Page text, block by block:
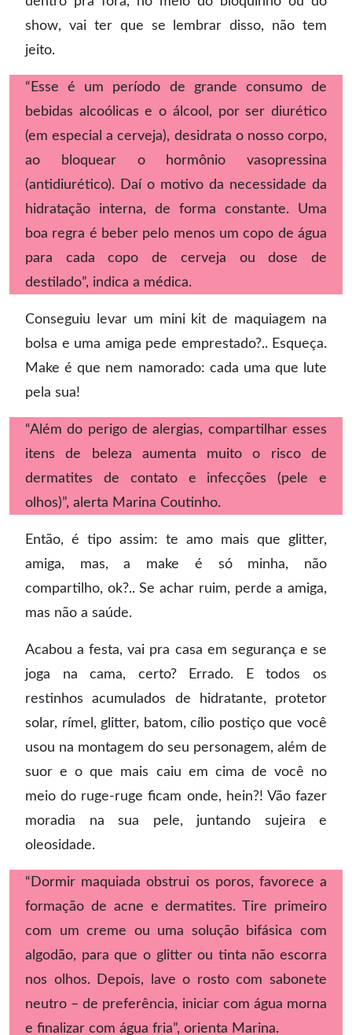
show, vai ter que se lembrar disso, não tem
jeito.
“Esse é um período de grande consumo de
bebidas alcoólicas e o álcool, por ser diurético
(em especial a cerveja), desidrata o nosso corpo,
ao bloquear o hormônio vasopressina
(antidiurético). Daí o motivo da necessidade da
hidratação interna, de forma constante. Uma
boa regra é beber pelo menos um copo de água
para cada copo de cerveja ou dose de
destilado”, indica a médica.
Conseguiu levar um mini kit de maquiagem na
bolsa e uma amiga pede emprestado?.. Esqueça.
Make é que nem namorado: cada uma que lute
pela sua!
“Além do perigo de alergias, compartilhar esses
itens de beleza aumenta muito o risco de
dermatites de contato e infecções (pele e
olhos)”, alerta Marina Coutinho.
Então, é tipo assim: te amo mais que glitter,
amiga, mas, a make é só minha, não
compartilho, ok?.. Se achar ruim, perde a amiga,
mas não a saúde.
Acabou a festa, vai pra casa em segurança e se
joga na cama, certo? Errado. E todos os
restinhos acumulados de hidratante, protetor
solar, rímel, glitter, batom, cílio postiço que você
usou na montagem do seu personagem, além de
suor e o que mais caiu em cima de você no
meio do ruge-ruge ficam onde, hein?! Vão fazer
moradia na sua pele, juntando sujeira e
oleosidade.
“Dormir maquiada obstrui os poros, favorece a
formação de acne e dermatites. Tire primeiro
com um creme ou uma solução bifásica com
algodão, para que o glitter ou tinta não escorra
nos olhos. Depois, lave o rosto com sabonete
neutro – de preferência, iniciar com água morna
e finalizar com água fria”, orienta Marina.